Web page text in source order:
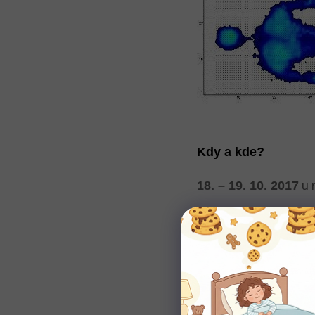
Kdy a kde?
18. – 19. 10. 2017 u
Pro každé odvětví je
ale na specialisty
pomůžeme.
Těšíme se na Vás.